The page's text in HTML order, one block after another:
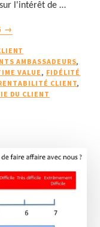
l'intérêt de …
À
VIE
DU
CLIENT
→
AMBASSADEURS,
VALUE, FIDÉLITÉ
CLIENT,
DU CLIENT